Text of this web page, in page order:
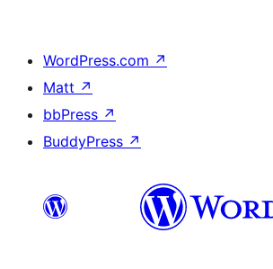
WordPress.com ↗
Matt ↗
bbPress ↗
BuddyPress ↗